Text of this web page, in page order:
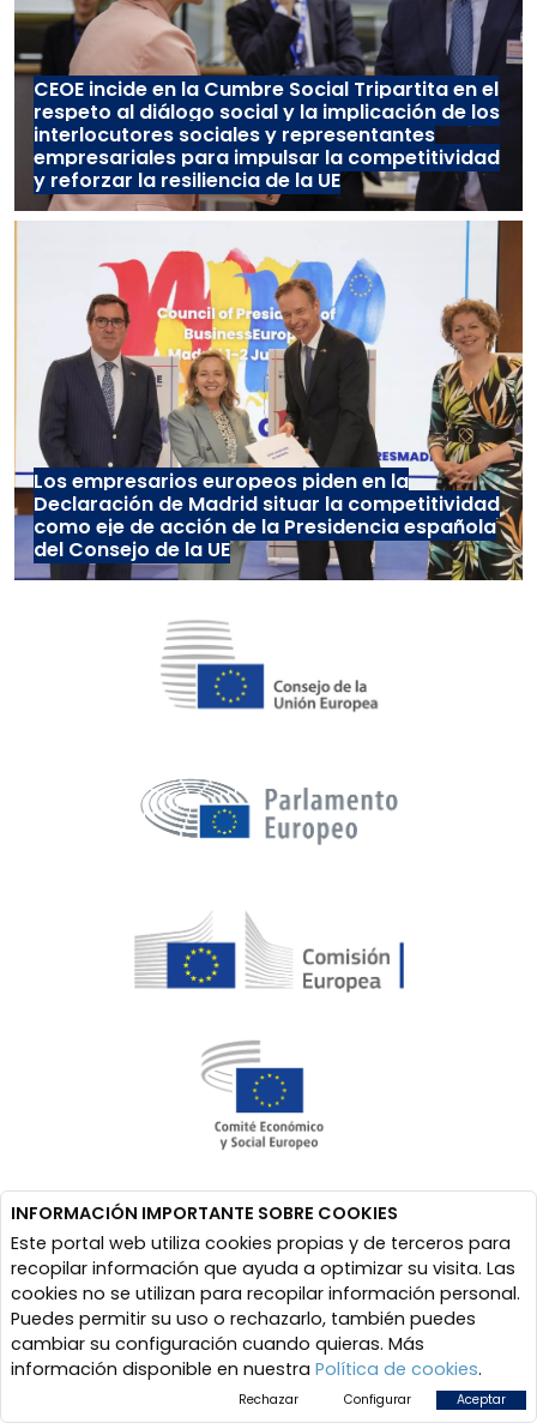
CEOE incide en la Cumbre Social Tripartita en el
respeto al diálogo social y la implicación de los
interlocutores sociales y representantes
empresariales para impulsar la competitividad
y reforzar la resiliencia de la UE
Los empresarios europeos piden en la
Declaración de Madrid situar la competitividad
como eje de acción de la Presidencia española
del Consejo de la UE
INFORMACIÓN IMPORTANTE SOBRE COOKIES
Este portal web utiliza cookies propias y de terceros para
recopilar información que ayuda a optimizar su visita. Las
cookies no se utilizan para recopilar información personal.
Puedes permitir su uso o rechazarlo, también puedes
cambiar su configuración cuando quieras. Más
información disponible en nuestra Política de cookies.
Rechazar Configurar Aceptar